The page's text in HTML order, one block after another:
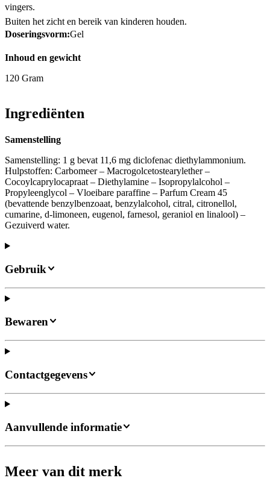
vingers.
Buiten het zicht en bereik van kinderen houden.
Doseringsvorm:Gel
Inhoud en gewicht
120 Gram
Ingrediënten
Samenstelling
Samenstelling: 1 g bevat 11,6 mg diclofenac diethylammonium.
Hulpstoffen: Carbomeer – Macrogolcetostearylether –
Cocoylcaprylocapraat – Diethylamine – Isopropylalcohol –
Propyleenglycol – Vloeibare paraffine – Parfum Cream 45
(bevattende benzylbenzoaat, benzylalcohol, citral, citronellol,
cumarine, d-limoneen, eugenol, farnesol, geraniol en linalool) –
Gezuiverd water.
Gebruik
Bewaren
Contactgegevens
Aanvullende informatie
Meer van dit merk